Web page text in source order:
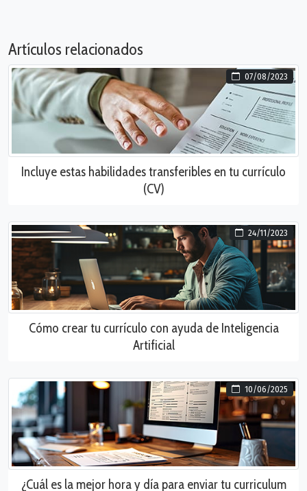
Artículos relacionados
07/08/2023
Incluye estas habilidades transferibles en tu currículo
(CV)
24/11/2023
Cómo crear tu currículo con ayuda de Inteligencia
Artificial
10/06/2025
¿Cuál es la mejor hora y día para enviar tu curriculum